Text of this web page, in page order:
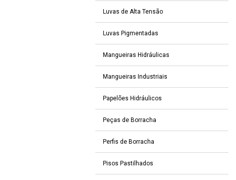
Luvas de Alta Tensão
Luvas Pigmentadas
Mangueiras Hidráulicas
Mangueiras Industriais
Papelões Hidráulicos
Peças de Borracha
Perfis de Borracha
Pisos Pastilhados